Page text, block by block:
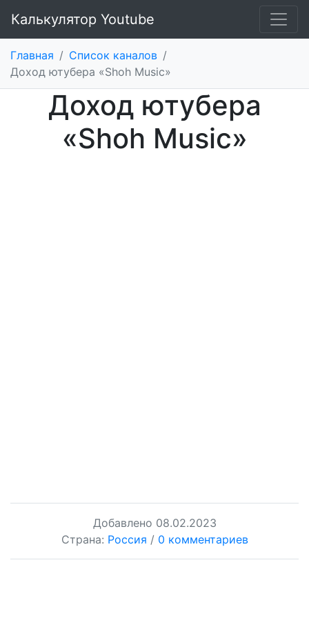
Калькулятор Youtube
Главная / Список каналов /
Доход ютубера «Shoh Music»
Доход ютубера
«Shoh Music»
Добавлено 08.02.2023
Страна: Россия / 0 комментариев